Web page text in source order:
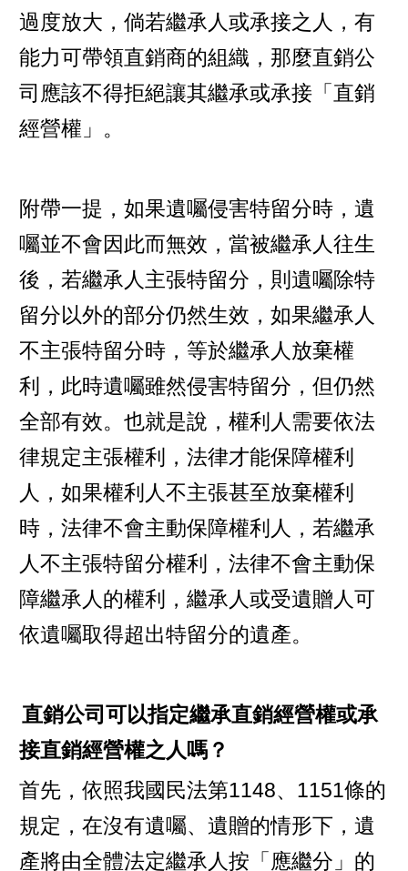
過度放大，倘若繼承人或承接之人，有
能力可帶領直銷商的組織，那麼直銷公
司應該不得拒絕讓其繼承或承接「直銷
經營權」。
附帶一提，如果遺囑侵害特留分時，遺
囑並不會因此而無效，當被繼承人往生
後，若繼承人主張特留分，則遺囑除特
留分以外的部分仍然生效，如果繼承人
不主張特留分時，等於繼承人放棄權
利，此時遺囑雖然侵害特留分，但仍然
全部有效。也就是說，權利人需要依法
律規定主張權利，法律才能保障權利
人，如果權利人不主張甚至放棄權利
時，法律不會主動保障權利人，若繼承
人不主張特留分權利，法律不會主動保
障繼承人的權利，繼承人或受遺贈人可
依遺囑取得超出特留分的遺產。
直銷公司可以指定繼承直銷經營權或承
接直銷經營權之人嗎？
首先，依照我國民法第1148、1151條的
規定，在沒有遺囑、遺贈的情形下，遺
產將由全體法定繼承人按「應繼分」的